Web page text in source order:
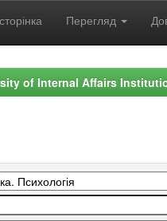
Перегляд
of Internal Affairs